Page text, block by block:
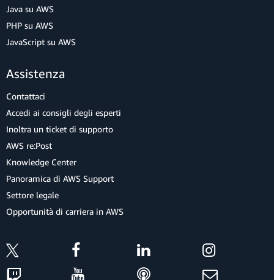
Java su AWS
PHP su AWS
JavaScript su AWS
Assistenza
Contattaci
Accedi ai consigli degli esperti
Inoltra un ticket di supporto
AWS re:Post
Knowledge Center
Panoramica di AWS Support
Settore legale
Opportunità di carriera in AWS